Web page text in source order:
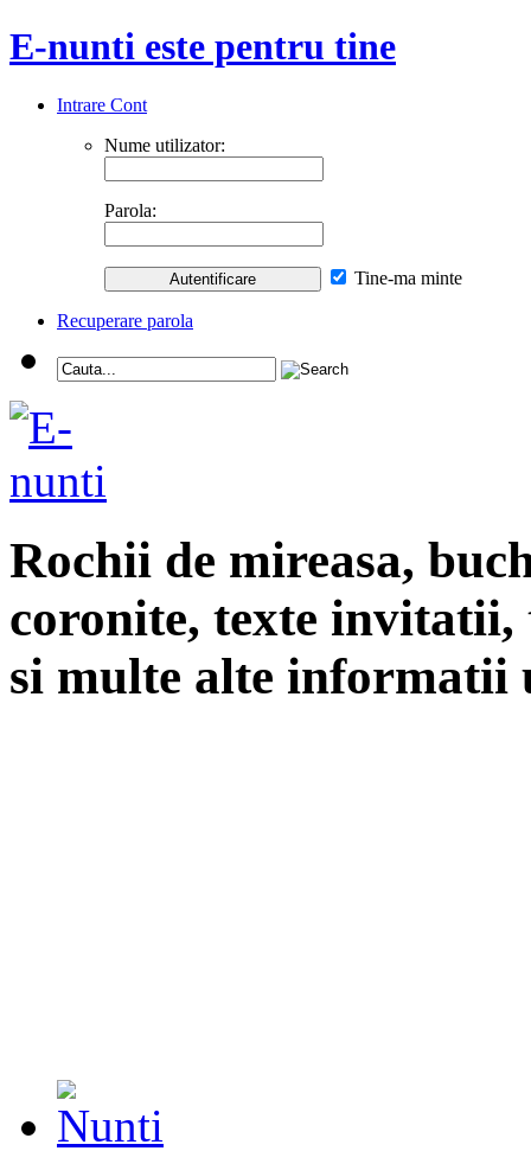
E-nunti este pentru tine
Intrare Cont
Nume utilizator:
Parola:
Tine-ma minte
Recuperare parola
Rochii de mireasa,
coronite, texte
si multe alte informatii